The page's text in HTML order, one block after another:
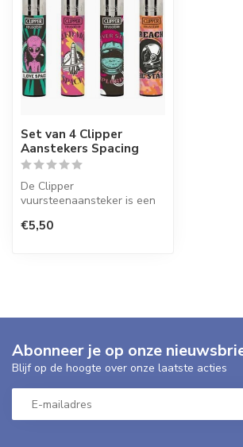
Set van 4 Clipper
Aanstekers Spacing
De Clipper
vuursteenaansteker is een
perfecte kwaliteit.
€5,50
Abonneer je op onze
Blijf op de hoogte over onze laatste acties